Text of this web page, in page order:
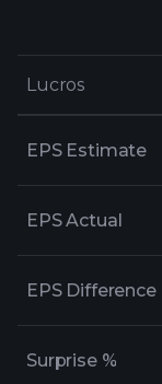
Lucros
Lucros
EPS Estimate
EPS Actual
EPS Difference
Surprise %